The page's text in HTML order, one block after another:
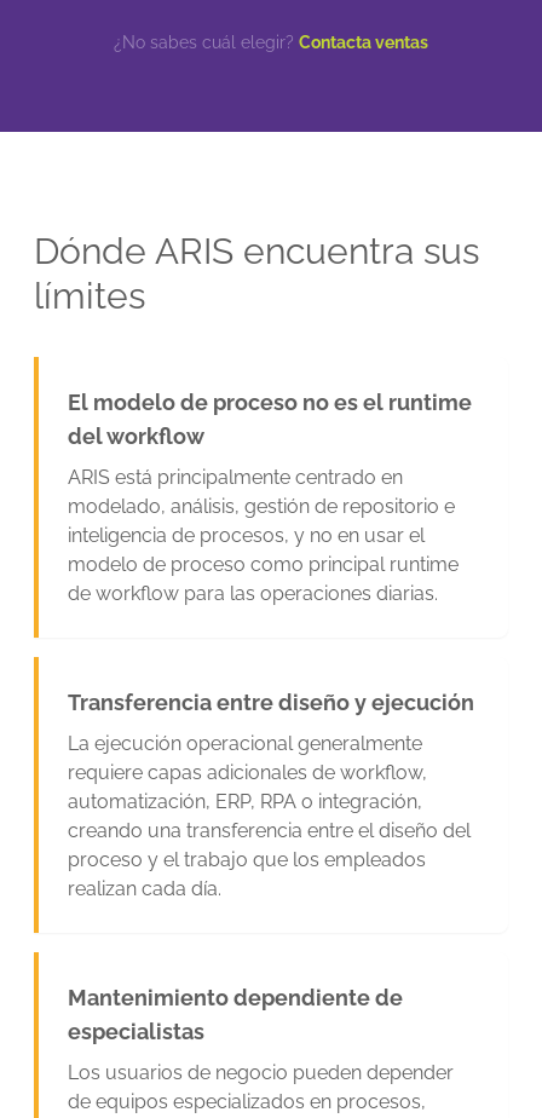
¿No sabes cuál elegir? Contacta ventas
Dónde ARIS encuentra sus
límites
El modelo de proceso no es el runtime
del workflow
ARIS está principalmente centrado en
modelado, análisis, gestión de repositorio e
inteligencia de procesos, y no en usar el
modelo de proceso como principal runtime
de workflow para las operaciones diarias.
Transferencia entre diseño y ejecución
La ejecución operacional generalmente
requiere capas adicionales de workflow,
automatización, ERP, RPA o integración,
creando una transferencia entre el diseño del
proceso y el trabajo que los empleados
realizan cada día.
Mantenimiento dependiente de
especialistas
Los usuarios de negocio pueden depender
de equipos especializados en procesos,